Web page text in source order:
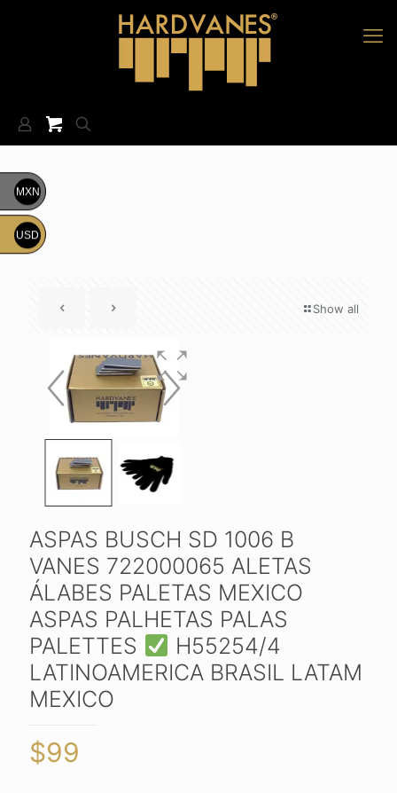
Show all
ASPAS BUSCH SD 1006 B
VANES 722000065 ALETAS
ÁLABES PALETAS MEXICO
ASPAS PALHETAS PALAS
PALETTES
H55254/4
LATINOAMERICA BRASIL LATAM
MEXICO
$99
MXN
USD